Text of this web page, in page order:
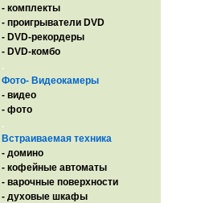
- комплекты
- проигрыватели DVD
- DVD-рекордеры
- DVD-комбо
.
Фото- Видеокамеры
- видео
- фото
.
Встраиваемая техника
- домино
- кофейные автоматы
- варочные поверхности
- духовые шкафы